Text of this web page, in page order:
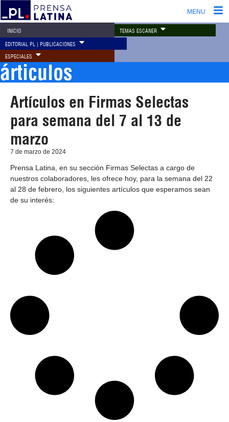
MENU
INICIO TEMAS ESCÁNER
EDITORIAL PL | PUBLICACIONES
ESPECIALES
árticulos
Artículos en Firmas Selectas
para semana del 7 al 13 de
marzo
7 de marzo de 2024
Prensa Latina, en su sección Firmas Selectas a cargo de
nuestros colaboradores, les ofrece hoy, para la semana del 22
al 28 de febrero, los siguientes artículos que esperamos sean
de su interés: